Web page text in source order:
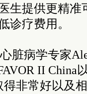
生提供更精准
诊疗费用。
脏病学专家
II China
得非常好以及